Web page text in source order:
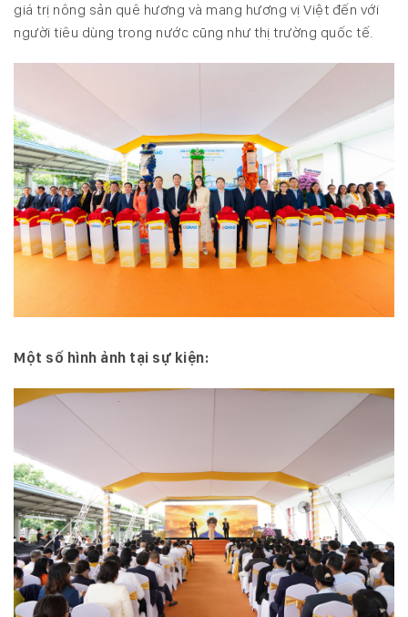
giá trị nông sản quê hương và mang hương vị Việt đến với
người tiêu dùng trong nước cũng như thị trường quốc tế.
Một số hình ảnh tại sự kiện: